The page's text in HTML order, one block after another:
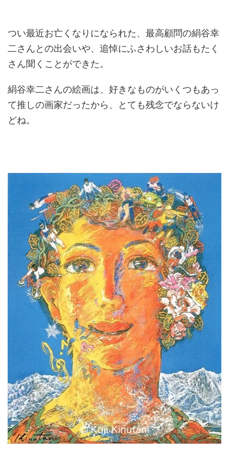
つい最近お亡くなりになられた、最高顧問の絹谷幸
二さんとの出会いや、追悼にふさわしいお話もたく
さん聞くことができた。
絹谷幸二さんの絵画は、好きなものがいくつもあっ
て推しの画家だったから、とても残念でならないけ
どね。